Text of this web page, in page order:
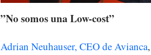
”No somos una Low-cost”
Adrian Neuhauser, CEO de Avianca